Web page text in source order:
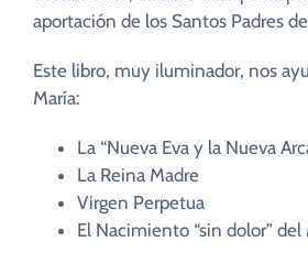
aportación de los Santos Padres
Este libro, muy iluminador, nos
María:
La “Nueva Eva y la Nueva
La Reina Madre
Virgen Perpetua
El Nacimiento “sin dolor” del